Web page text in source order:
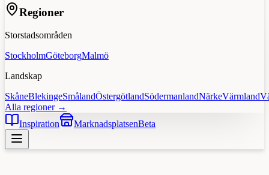
Regioner
Storstadsområden
StockholmGöteborgMalmö
Landskap
SkåneBlekingeSmålandÖstergötlandSödermanlandNärkeVärmland
Alla regioner →
Inspiration
MarknadsplatsenBeta